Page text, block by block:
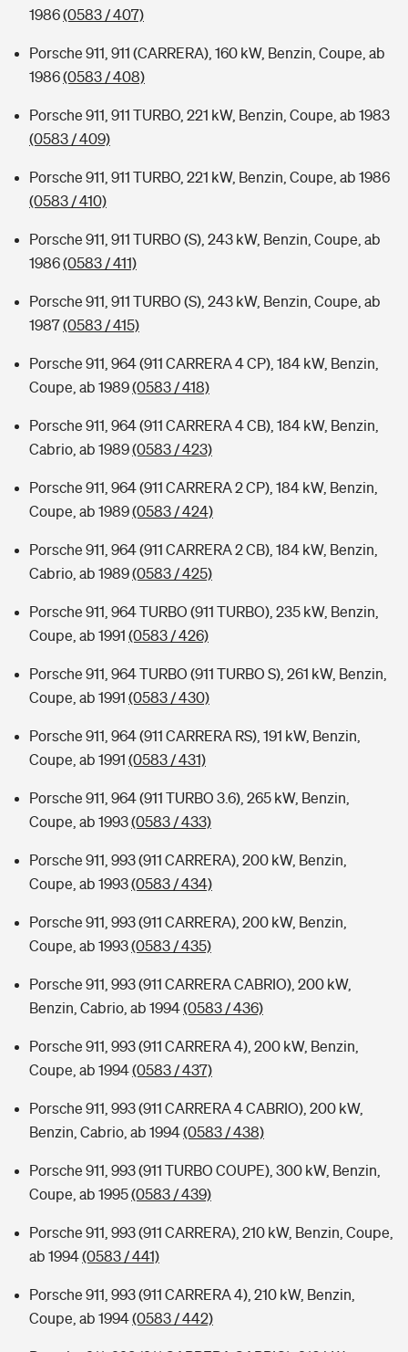
1986(0583 / 407)
Porsche 911, 911 (CARRERA), 160 kW, Benzin, Coupe, ab
1986(0583 / 408)
Porsche 911, 911 TURBO, 221 kW, Benzin, Coupe, ab 1983
(0583 / 409)
Porsche 911, 911 TURBO, 221 kW, Benzin, Coupe, ab 1986
(0583 / 410)
Porsche 911, 911 TURBO (S), 243 kW, Benzin, Coupe, ab
1986(0583 / 411)
Porsche 911, 911 TURBO (S), 243 kW, Benzin, Coupe, ab
1987(0583 / 415)
Porsche 911, 964 (911 CARRERA 4 CP), 184 kW, Benzin,
Coupe, ab 1989(0583 / 418)
Porsche 911, 964 (911 CARRERA 4 CB), 184 kW, Benzin,
Cabrio, ab 1989(0583 / 423)
Porsche 911, 964 (911 CARRERA 2 CP), 184 kW, Benzin,
Coupe, ab 1989(0583 / 424)
Porsche 911, 964 (911 CARRERA 2 CB), 184 kW, Benzin,
Cabrio, ab 1989(0583 / 425)
Porsche 911, 964 TURBO (911 TURBO), 235 kW, Benzin,
Coupe, ab 1991 (0583 / 426)
Porsche 911, 964 TURBO (911 TURBO S), 261 kW, Benzin,
Coupe, ab 1991 (0583 / 430)
Porsche 911, 964 (911 CARRERA RS), 191 kW, Benzin,
Coupe, ab 1991 (0583 / 431)
Porsche 911, 964 (911 TURBO 3.6), 265 kW, Benzin,
Coupe, ab 1993(0583 / 433)
Porsche 911, 993 (911 CARRERA), 200 kW, Benzin,
Coupe, ab 1993(0583 / 434)
Porsche 911, 993 (911 CARRERA), 200 kW, Benzin,
Coupe, ab 1993(0583 / 435)
Porsche 911, 993 (911 CARRERA CABRIO), 200 kW,
Benzin, Cabrio, ab 1994(0583 / 436)
Porsche 911, 993 (911 CARRERA 4), 200 kW, Benzin,
Coupe, ab 1994(0583 / 437)
Porsche 911, 993 (911 CARRERA 4 CABRIO), 200 kW,
Benzin, Cabrio, ab 1994(0583 / 438)
Porsche 911, 993 (911 TURBO COUPE), 300 kW, Benzin,
Coupe, ab 1995(0583 / 439)
Porsche 911, 993 (911 CARRERA), 210 kW, Benzin, Coupe,
ab 1994(0583 / 441)
Porsche 911, 993 (911 CARRERA 4), 210 kW, Benzin,
Coupe, ab 1994(0583 / 442)